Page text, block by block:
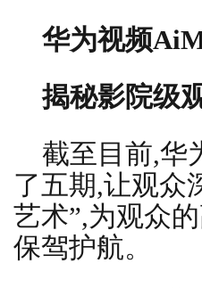
华为视频
揭秘影院级
截至目前,华
了五期,让观众
艺术”,为观众
保驾护航。